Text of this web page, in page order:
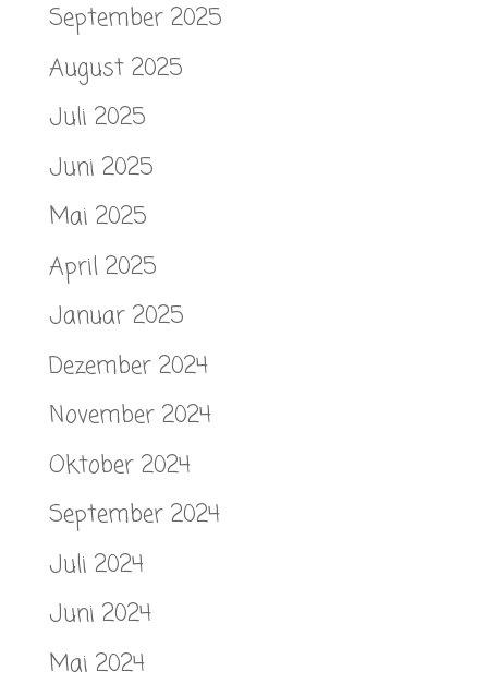
September 2025
August 2025
Juli 2025
Juni 2025
Mai 2025
April 2025
Januar 2025
Dezember 2024
November 2024
Oktober 2024
September 2024
Juli 2024
Juni 2024
Mai 2024